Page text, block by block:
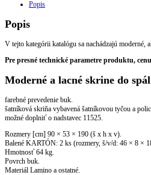
Popis
Popis
V tejto kategórii katalógu sa nachádzajú
Pre presné technické parametre produktu,
Moderné a lacné skrine do
farebné prevedenie buk.
šatníková skriňa vybavená šatníkovou tyčou a
možné doplniť o nadstavec 11525.
Rozmery [cm] 90 × 53 × 190 (š x h x v).
Balené KARTÓN: 2 ks (rozmery, š/v/d: 46 × 8 ×
Hmotnosť 64 kg.
Povrch buk.
Materiál Lamino a ostatné.